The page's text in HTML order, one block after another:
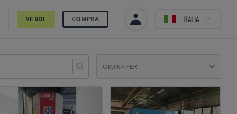
VENDI COMPRA ITALIA